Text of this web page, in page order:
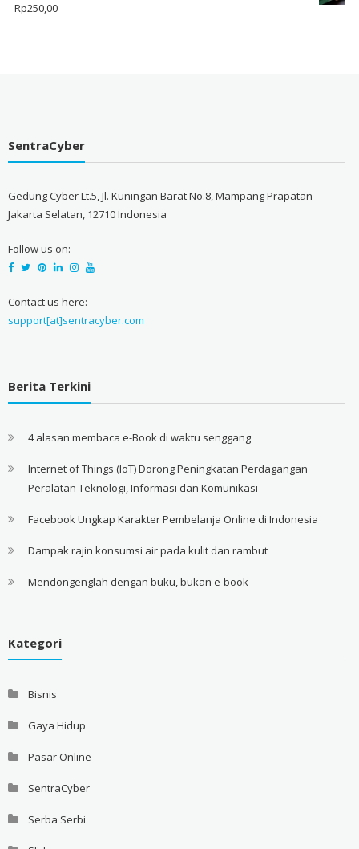
Rp250,00
SentraCyber
Gedung Cyber Lt.5, Jl. Kuningan Barat No.8, Mampang Prapatan
Jakarta Selatan, 12710 Indonesia
Follow us on:
Contact us here:
support[at]sentracyber.com
Berita Terkini
4 alasan membaca e-Book di waktu senggang
Internet of Things (IoT) Dorong Peningkatan Perdagangan
Peralatan Teknologi, Informasi dan Komunikasi
Facebook Ungkap Karakter Pembelanja Online di Indonesia
Dampak rajin konsumsi air pada kulit dan rambut
Mendongenglah dengan buku, bukan e-book
Kategori
Bisnis
Gaya Hidup
Pasar Online
SentraCyber
Serba Serbi